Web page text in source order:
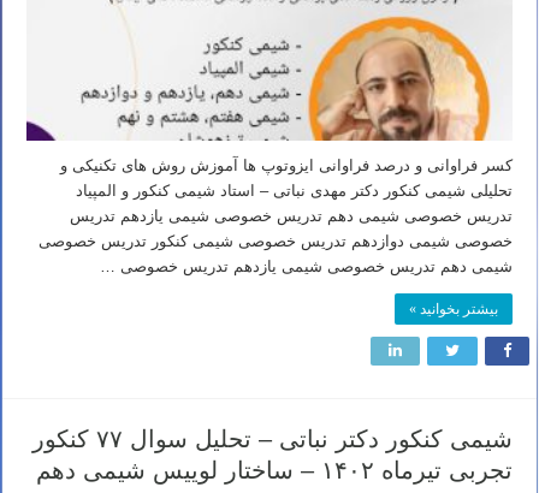
کسر فراوانی و درصد فراوانی ایزوتوپ ها آموزش روش های تکنیکی و
تحلیلی شیمی کنکور دکتر مهدی نباتی – استاد شیمی کنکور و المپیاد
تدریس خصوصی شیمی دهم تدریس خصوصی شیمی یازدهم تدریس
خصوصی شیمی دوازدهم تدریس خصوصی شیمی کنکور تدریس خصوصی
شیمی دهم تدریس خصوصی شیمی یازدهم تدریس خصوصی …
بیشتر بخوانید »
شیمی کنکور دکتر نباتی – تحلیل سوال ۷۷ کنکور
تجربی تیرماه ۱۴۰۲ – ساختار لوییس شیمی دهم